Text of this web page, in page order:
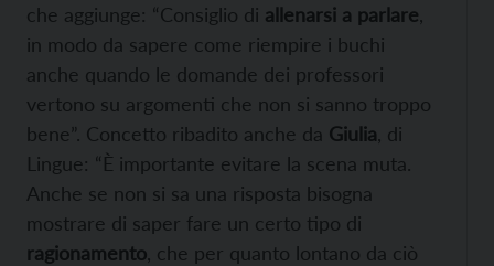
che aggiunge: “Consiglio di allenarsi a parlare
in modo da sapere come riempire i buchi
anche quando le domande dei professori
vertono su argomenti che non si sanno troppo
bene”. Concetto ribadito anche da Giulia , di
Lingue: “È importante evitare la scena muta.
Anche se non si sa una risposta bisogna
mostrare di saper fare un certo tipo di
ragionamento , che per quanto lontano da ciò